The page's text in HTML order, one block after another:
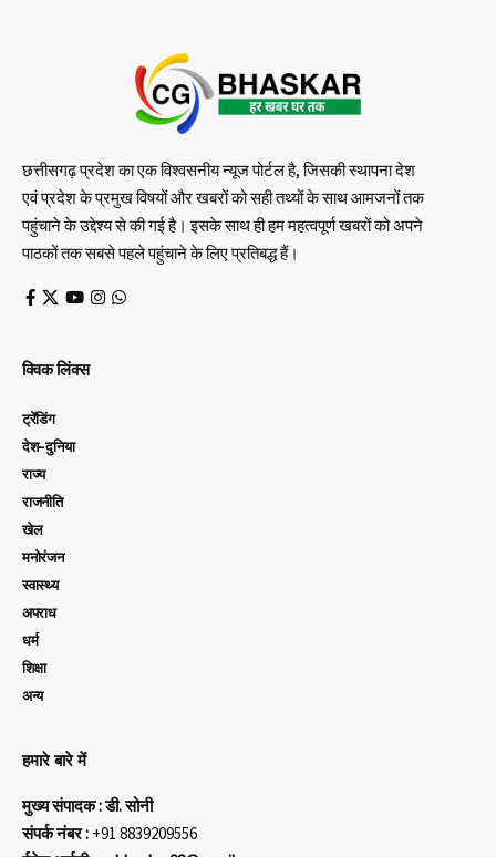
छत्तीसगढ़ प्रदेश का एक विश्वसनीय न्यूज पोर्टल है, जिसकी स्थापना देश
एवं प्रदेश के प्रमुख विषयों और खबरों को सही तथ्यों के साथ आमजनों तक
पहुंचाने के उद्देश्य से की गई है। इसके साथ ही हम महत्वपूर्ण खबरों को अपने
पाठकों तक सबसे पहले पहुंचाने के लिए प्रतिबद्ध हैं।
क्विक लिंक्स
ट्रेंडिंग
देश-दुनिया
राज्य
राजनीति
खेल
मनोरंजन
स्वास्थ्य
अपराध
धर्म
शिक्षा
अन्य
हमारे बारे में
मुख्य संपादक : डी. सोनी
संपर्क नंबर : +91 8839209556